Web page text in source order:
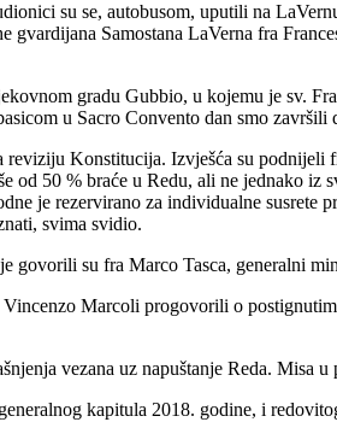
su se, autobusom, uputili na
gvardijana Samostana LaVerna fra
gradu Gubbio, u kojemu je sv.
u Sacro Convento dan smo završili
Konstitucija. Izvješća su
50 % braće u Redu, ali ne jednako
je rezervirano za individualne
svima svidio.
govorili su fra Marco Tasca, generalni
Marcoli progovorili o
vezana uz napuštanje Reda. Misa
kapitula 2018. godine, i